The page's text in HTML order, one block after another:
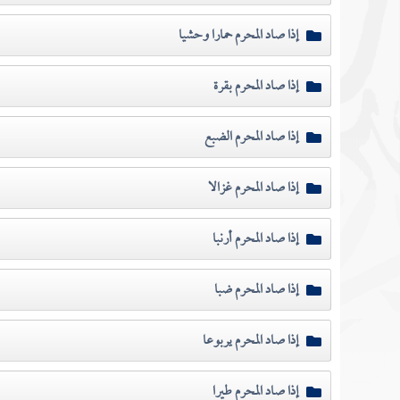
إذا صاد المحرم حمارا وحشيا
إذا صاد المحرم بقرة
إذا صاد المحرم الضبع
إذا صاد المحرم غزالا
إذا صاد المحرم أرنبا
إذا صاد المحرم ضبا
إذا صاد المحرم يربوعا
إذا صاد المحرم طيرا